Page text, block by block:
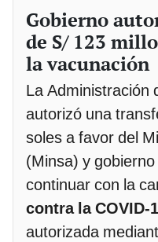
Gobierno
de S/ 123
la vacunación
La Administración
autorizó una
soles a favor del
(Minsa) y
continuar con la
contra la COVID-
autorizada